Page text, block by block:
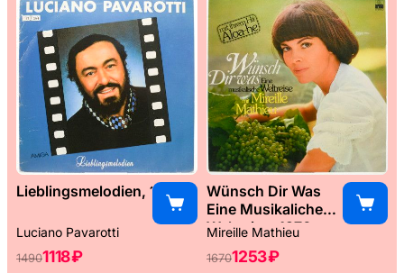
Lieblingsmelodien, 1989
Luciano Pavarotti
14901118 ₽
Wünsch Dir Was
Eine Musikaliche
Weltreise, 1976
Mireille Mathieu
16701253 ₽